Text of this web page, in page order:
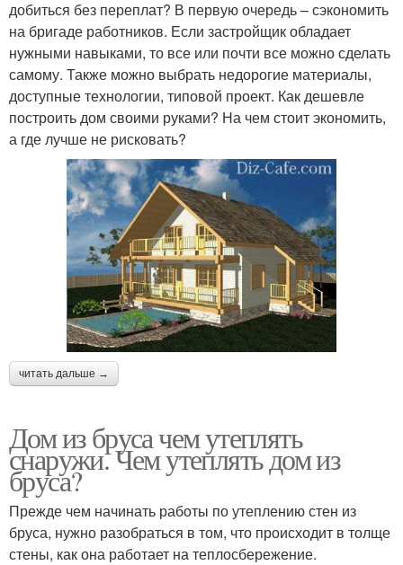
добиться без переплат? В первую очередь – сэкономить
на бригаде работников. Если застройщик обладает
нужными навыками, то все или почти все можно сделать
самому. Также можно выбрать недорогие материалы,
доступные технологии, типовой проект. Как дешевле
построить дом своими руками? На чем стоит экономить,
а где лучше не рисковать?
читать дальше →
Дом из бруса чем утеплять
снаружи. Чем утеплять дом из
бруса?
Прежде чем начинать работы по утеплению стен из
бруса, нужно разобраться в том, что происходит в толще
стены, как она работает на теплосбережение.